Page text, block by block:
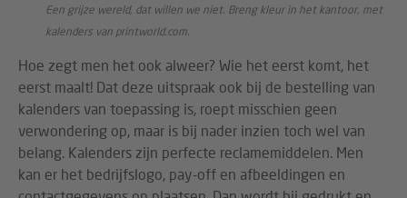
Een grijze wereld, dat willen we niet. Breng kleur in het kantoor, met
kalenders van printworld.com.
Hoe zegt men het ook alweer? Wie het eerst komt, het
eerst maalt! Dat deze uitspraak ook bij de bestelling van
kalenders van toepassing is, roept misschien geen
verwondering op, maar is bij nader inzien toch wel van
belang. Kalenders zijn perfecte reclamemiddelen. Men
kan er het bedrijfslogo, pay-off en afbeeldingen en